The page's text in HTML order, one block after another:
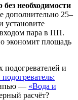
необходимости
дополнительно 25–
установите
входом пара в ПП.
экономит площадь
и
— «Вода и
расчёт?